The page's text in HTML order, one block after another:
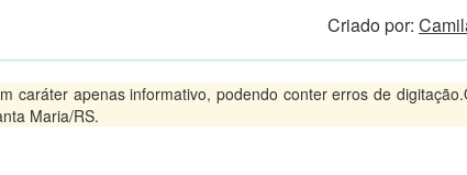
Criado por:
caráter apenas informativo, podendo conter erros de
Maria/RS.